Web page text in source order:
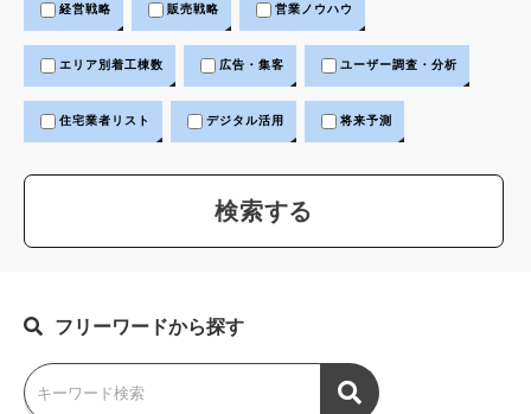
経営戦略 販売戦略 営業ノウハウ
エリア別着工棟数 広告・集客 ユーザー調査・分析
住宅業者リスト デジタル活用 将来予測
フリーワードから探す